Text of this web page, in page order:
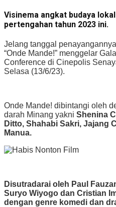
Visinema angkat budaya
pertengahan tahun 2023 ini.
Jelang tanggal
“Onde Mande!” menggelar
Conference di Cinepolis
Selasa (13/6/23).
Onde Mande! dibintangi oleh
darah Minang yakni Shenina
Ditto, Shahabi Sakri, Jajang
Manua.
Disutradarai oleh Paul
Suryo Wiyogo dan Cristian
dengan genre komedi dan